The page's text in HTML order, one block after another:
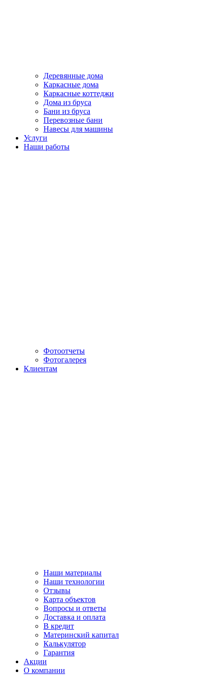
Деревянные дома
Каркасные дома
Каркасные коттеджи
Дома из бруса
Бани из бруса
Перевозные бани
Навесы для машины
Услуги
Наши работы
Фотоотчеты
Фотогалерея
Клиентам
Наши материалы
Наши технологии
Отзывы
Карта объектов
Вопросы и ответы
Доставка и оплата
В кредит
Материнский капитал
Калькулятор
Гарантия
Акции
О компании